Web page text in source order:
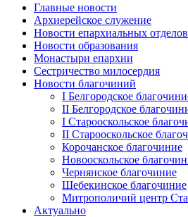
Главные новости
Архиерейское служение
Новости епархиальных отделов
Новости образования
Монастыри епархии
Сестричество милосердия
Новости благочиний
I Белгородское
II Белгородское
I Старооскольское
II Старооскольское
Корочанское благочиние
Новооскольское
Чернянское благочиние
Шебекинское благочиние
Митрополичий центр
Актуально